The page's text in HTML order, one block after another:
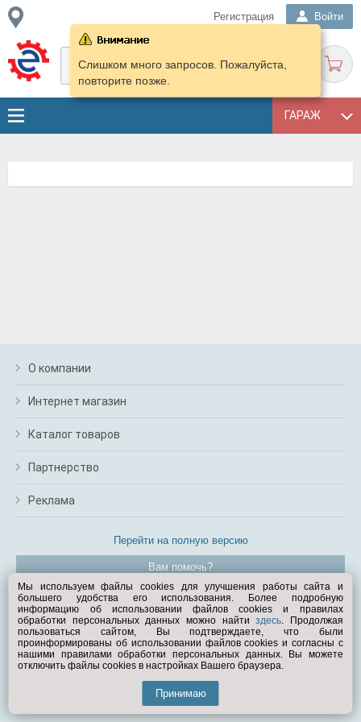
Регистрация Войти
ГАРАЖ
Слишком много запросов. Пожалуйста,
повторите позже.
О компании
Интернет магазин
Каталог товаров
Партнерство
Реклама
Перейти на полную версию
Вам помочь?
© Exist.ru 1998—2026
Мы используем файлы cookies для улучшения работы сайта и
большего удобства его использования. Более подробную
информацию об использовании файлов cookies и правилах
обработки персональных данных можно найтиздесь. Продолжая
пользоваться сайтом, Вы подтверждаете, что были
проинформированы об использовании файлов cookies и согласны с
нашими правилами обработки персональных данных. Вы можете
отключить файлы cookies в настройках Вашего браузера.
Принимаю